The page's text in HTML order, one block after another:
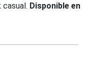
Disponible en